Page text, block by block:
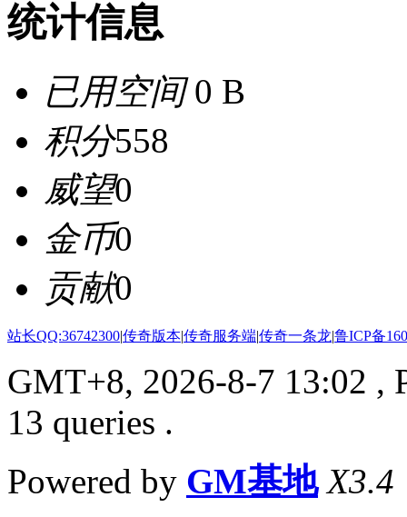
统计信息
已用空间0 B
积分558
威望0
金币0
贡献0
站长QQ:36742300|传奇版本|传奇服务端|传奇一条龙|鲁ICP备
GMT+8, 2026-8-7 13:02 ,
13 queries .
Powered by GM基地 X3.4